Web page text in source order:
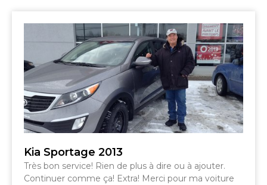
Kia Sportage 2013
Très bon service! Rien de plus à dire ou à ajouter.
Continuer comme ça! Extra! Merci pour ma voiture
TÉLÉPHONEZ
819 564-2196
GRANBY
DRUMMONDVILLE
ESTRIE
SHERBROOKE